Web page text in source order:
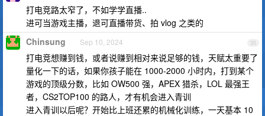
打电竞路太窄了，不如学学直播..
进可当游戏主播，退可直播带货、拍 vlog 之类的
35
Chinsung Sep 10, 2024
打电竞想赚到钱，或者说赚到相对来说足够的钱，天赋太重要了
量化一下的话，如果你孩子能在 1000-2000 小时内，打到某个
游戏的顶级分数，比如 OW500 强，APEX 猎杀，LOL 最强王
者，CS2TOP100 的路人，才有机会进入青训
进入青训以后呢？开始比上班还累的机械化训练，一天基本 10